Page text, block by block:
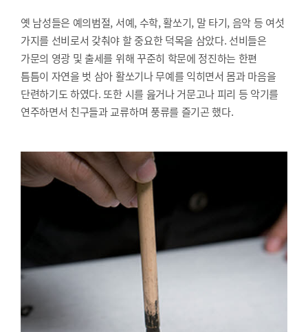
옛 남성들은 예의범절, 서예, 수학, 활쏘기, 말 타기, 음악 등 여섯
가지를 선비로서 갖춰야 할 중요한 덕목을 삼았다. 선비들은
가문의 영광 및 출세를 위해 꾸준히 학문에 정진하는 한편
틈틈이 자연을 벗 삼아 활쏘기나 무예를 익히면서 몸과 마음을
단련하기도 하였다. 또한 시를 읊거나 거문고나 피리 등 악기를
연주하면서 친구들과 교류하며 풍류를 즐기곤 했다.